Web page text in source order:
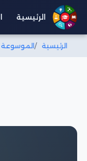
الرئيسية
الرئيسية الموسوعة